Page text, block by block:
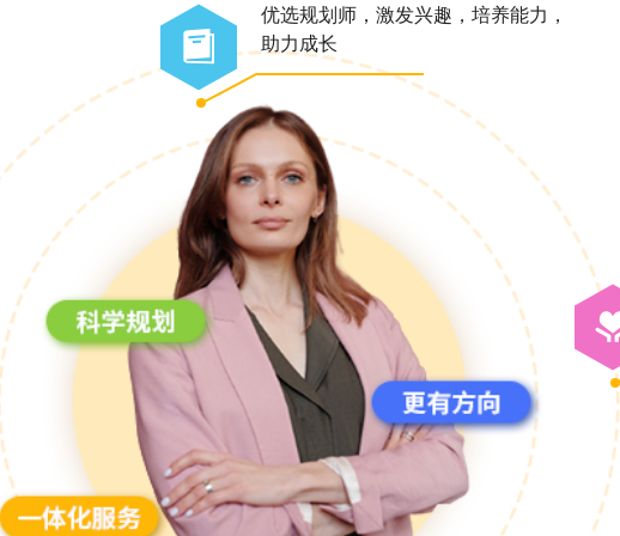
优选规划师，激发兴趣，培养能力，
助力成长